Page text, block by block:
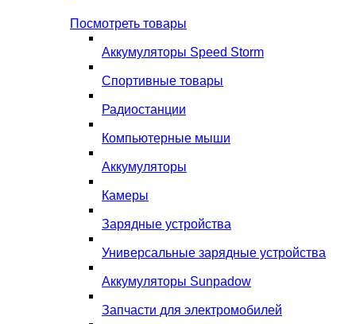
Посмотреть товары
Аккумуляторы Speed Storm
Спортивные товары
Радиостанции
Компьютерные мыши
Аккумуляторы
Камеры
Зарядные устройства
Универсальные зарядные устройства
Аккумуляторы Sunpadow
Запчасти для электромобилей